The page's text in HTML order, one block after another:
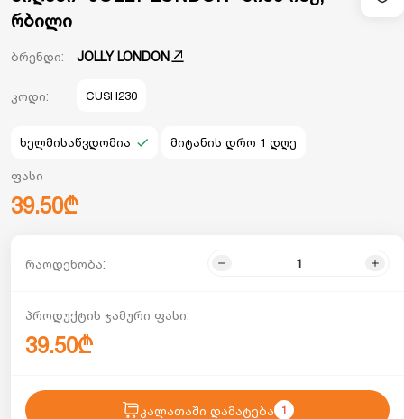
რბილი
ბრენდი: JOLLY LONDON
კოდი: CUSH230
ხელმისაწვდომია მიტანის დრო 1 დღე
ფასი
39.50₾
რაოდენობა:
პროდუქტის ჯამური ფასი:
39.50₾
კალათაში დამატება 1